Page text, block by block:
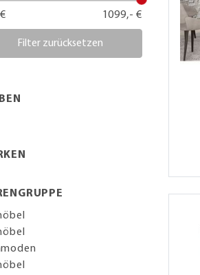
1099,- €
Filter zurücksetzen